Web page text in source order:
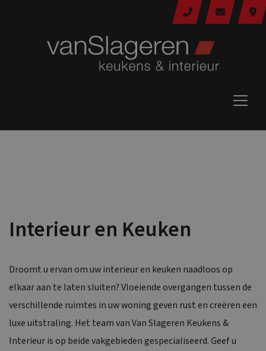
Interieur en Keuken
Droomt u ervan om uw interieur en keuken naadloos op
elkaar aan te laten sluiten? Vloeiende overgangen tussen de
verschillende ruimtes in uw woning geven rust en creëren een
luxe uitstraling. Het team van Van Slageren Keukens &
Interieur is op beide vakgebieden gespecialiseerd. Geef u